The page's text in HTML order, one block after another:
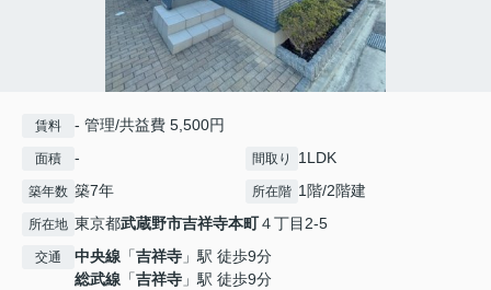
賃料 - 管理/共益費 5,500円
面積 - 間取り 1LDK
築年数 築7年 所在階 1階/2階建
所在地 東京都武蔵野市吉祥寺本町４丁目2-5
交通 中央線 「吉祥寺 」駅 徒歩9分
総武線 「吉祥寺 」駅 徒歩9分